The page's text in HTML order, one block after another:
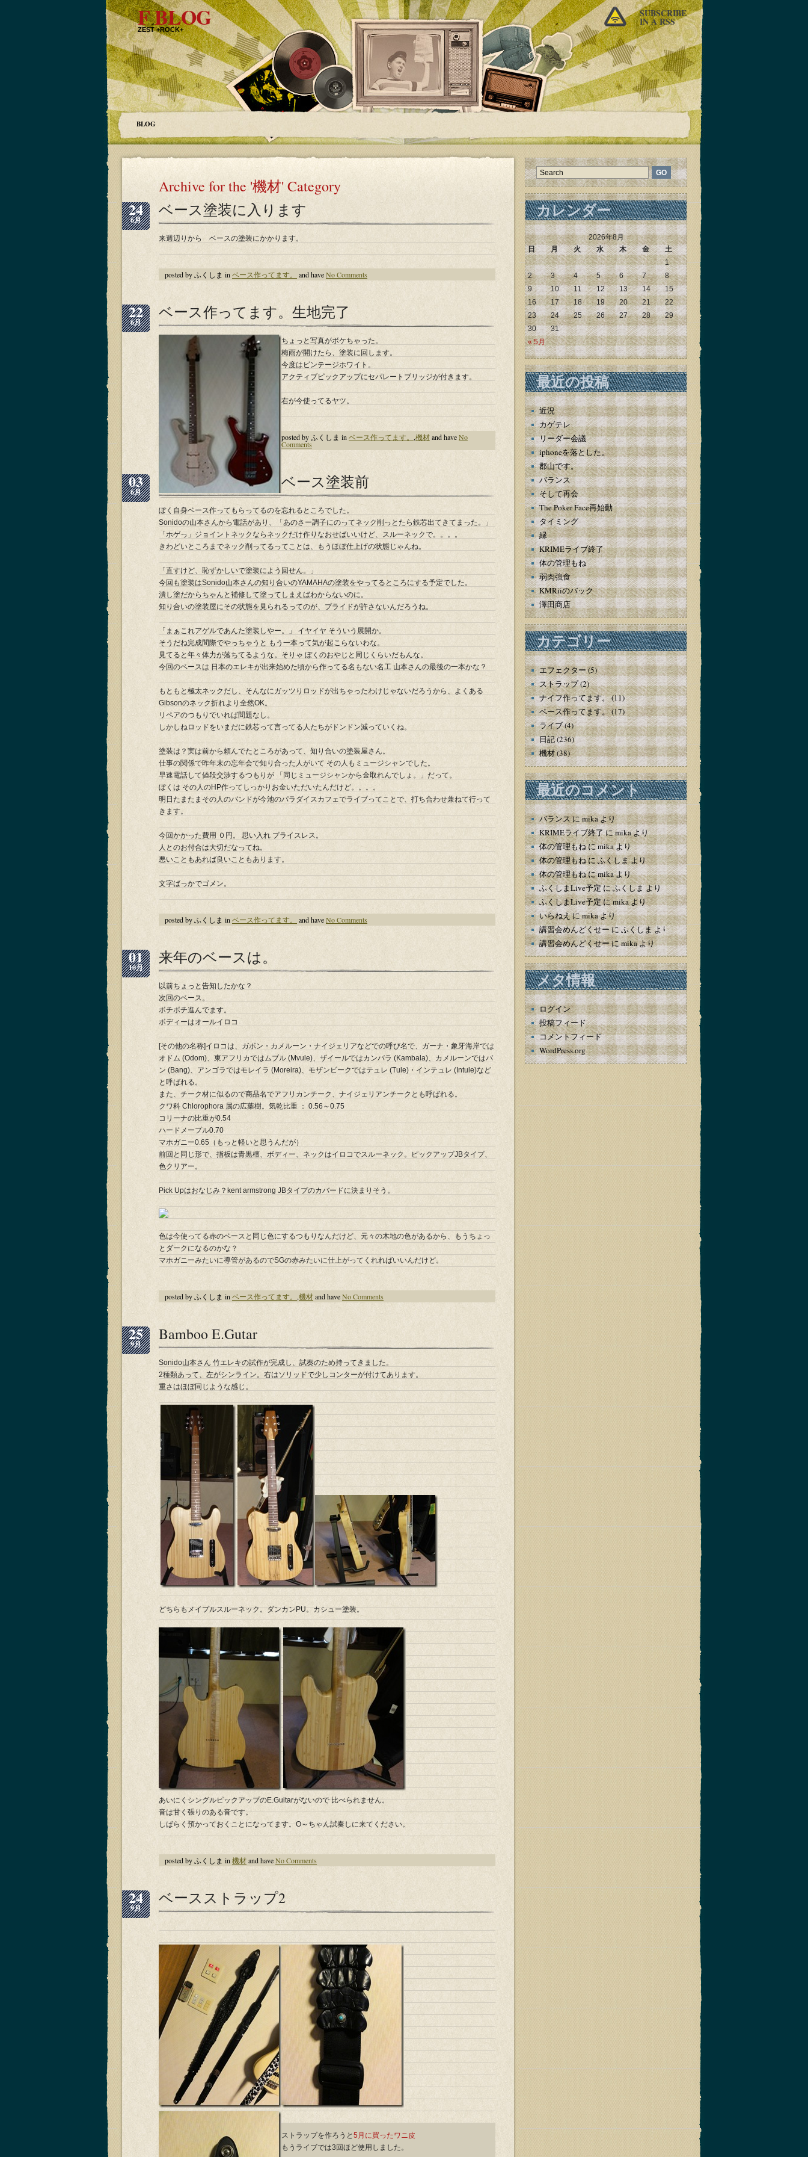
F BLOG
ZEST +ROCK+
SUBSCRIBE
IN A RSS
BLOG
Archive for the '機材' Category
24
6月
ベース塗装に入ります
来週辺りから ベースの塗装にかかります。
posted by ふくしま in ベース作ってます。 and haveNo Comments
22
6月
ベース作ってます。生地完了
ちょっと写真がボケちゃった。
梅雨が開けたら、塗装に回します。
今度はビンテージホワイト。
アクティブピックアップにセパレートブリッジが付きます。
右が今使ってるヤツ。
posted by ふくしま in ベース作ってます。 ,機材and haveNo
Comments
03
6月
ベース塗装前
ぼく自身ベース作ってもらってるのを忘れるところでした。
Sonidoの山本さんから電話があり、「あのさー調子にのってネック削っとたら鉄芯出てきてまった。」
「ホゲっ」ジョイントネックならネックだけ作りなおせばいいけど、スルーネックで。。。。
きわどいところまでネック削ってるってことは、もうほぼ仕上げの状態じゃんね。
「直すけど、恥ずかしいで塗装によう回せん。」
今回も塗装はSonido山本さんの知り合いのYAMAHAの塗装をやってるところにする予定でした。
潰し塗だからちゃんと補修して塗ってしまえばわからないのに。
知り合いの塗装屋にその状態を見られるってのが、プライドが許さないんだろうね。
「まぁこれアゲルであんた塗装しやー。」 イヤイヤ そういう展開か。
そうだね完成間際でやっちゃうと もう一本って気が起こらないわな。
見てると年々体力が落ちてるような。そりゃ ぼくのおやじと同じくらいだもんな。
今回のベースは 日本のエレキが出来始めた頃から作ってる名もない名工 山本さんの最後の一本かな？
もともと極太ネックだし、そんなにガッツりロッドが出ちゃったわけじゃないだろうから、よくある
Gibsonのネック折れより全然OK。
リペアのつもりでいれば問題なし。
しかしねロッドをいまだに鉄芯って言ってる人たちがドンドン減っていくね。
塗装は？実は前から頼んでたところがあって、知り合いの塗装屋さん。
仕事の関係で昨年末の忘年会で知り合った人がいて その人もミュージシャンでした。
早速電話して値段交渉するつもりが 「同じミュージシャンから金取れんでしょ。」だって。
ぼくは その人のHP作ってしっかりお金いただいたんだけど。。。。
明日たまたまその人のバンドが今池のパラダイスカフェでライブってことで、打ち合わせ兼ねて行って
きます。
今回かかった費用 ０円。 思い入れ プライスレス。
人とのお付合は大切だなってね。
悪いこともあれば良いこともあります。
文字ばっかでゴメン。
posted by ふくしま in ベース作ってます。 and haveNo Comments
01
10月
来年のベースは。
以前ちょっと告知したかな？
次回のベース。
ボチボチ進んでます。
ボディーはオールイロコ
[その他の名称]イロコは、ガボン・カメルーン・ナイジェリアなどでの呼び名で、ガーナ・象牙海岸では
オドム (Odom)、東アフリカではムブル (Mvule)、ザイールではカンバラ (Kambala)、カメルーンではバ
ン (Bang)、アンゴラではモレイラ (Moreira)、モザンビークではテュレ (Tule)・インテュレ (Intule)など
と呼ばれる。
また、チーク材に似るので商品名でアフリカンチーク、ナイジェリアンチークとも呼ばれる。
クワ科 Chlorophora 属の広葉樹。気乾比重 ： 0.56～0.75
コリーナの比重が0.54
ハードメープル0.70
マホガニー0.65（もっと軽いと思うんだが）
前回と同じ形で、指板は青黒檀、ボディー、ネックはイロコでスルーネック。ピックアップJBタイプ、
色クリアー。
Pick Upはおなじみ？kent armstrong JBタイプのカバードに決まりそう。
色は今使ってる赤のベースと同じ色にするつもりなんだけど、元々の木地の色があるから、もうちょっ
とダークになるのかな？
マホガニーみたいに導管があるのでSGの赤みたいに仕上がってくれればいいんだけど。
posted by ふくしま in ベース作ってます。 ,機材and haveNo Comments
25
9月
Bamboo E.Gutar
Sonido山本さん 竹エレキの試作が完成し、試奏のため持ってきました。
2種類あって、左がシンライン。右はソリッドで少しコンターが付けてあります。
重さはほぼ同じような感じ。
どちらもメイプルスルーネック。ダンカンPU。カシュー塗装。
あいにくシングルピックアップのE.Guitarがないので 比べられません。
音は甘く張りのある音です。
しばらく預かっておくことになってます。O～ちゃん試奏しに来てください。
posted by ふくしま in 機材and haveNo Comments
24
9月
ベースストラップ2
ストラップを作ろうと 5月に買ったワニ皮
もうライブでは3回ほど使用しました。
カレンダー
2026年8月
日
月 火 水 木 金 土
« 5月
1
2
3 4 5 6 7
8
9
10 11 12 13 14
15
16
17 18 19 20 21
22
23
24 25 26 27 28
29
30
31
最近の投稿
近況
カゲテレ
リーダー会議
iphoneを落とした。
郡山です。
バランス
そして再会
The Poker Face再始動
タイミング
縁
KRIMEライブ終了
体の管理もね
弱肉強食
KMRiiのバック
澤田商店
カテゴリー
エフェクター(5)
ストラップ(2)
ナイフ作ってます。(11)
ベース作ってます。(17)
ライブ(4)
日記(236)
機材(38)
最近のコメント
バランスにmikaより
KRIMEライブ終了にmikaより
体の管理もねにmikaより
体の管理もねにふくしまより
体の管理もねにmikaより
ふくしまLive予定にふくしまより
ふくしまLive予定にmikaより
いらねえにmikaより
講習会めんどくせーにふくしまより
講習会めんどくせーにmikaより
メタ情報
ログイン
投稿フィード
コメントフィード
WordPress.org